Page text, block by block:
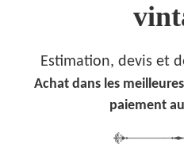
Estimation, devis et
Achat dans les
paiement